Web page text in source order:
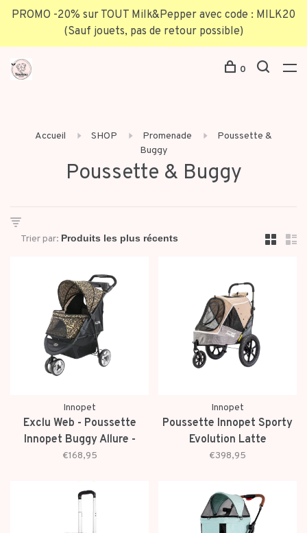
PROMO -20% sur TOUT Milk&Pepper avec code : MILK20
(Sauf jouets, pas de retour possible)
0
Accueil SHOP Promenade
Poussette &
Buggy
Poussette & Buggy
Trier par:
Innopet
Exclu Web - Poussette
Innopet Buggy Allure -
Cheetah
€168,95
Innopet
Poussette Innopet Sporty
Evolution Latte
€398,95